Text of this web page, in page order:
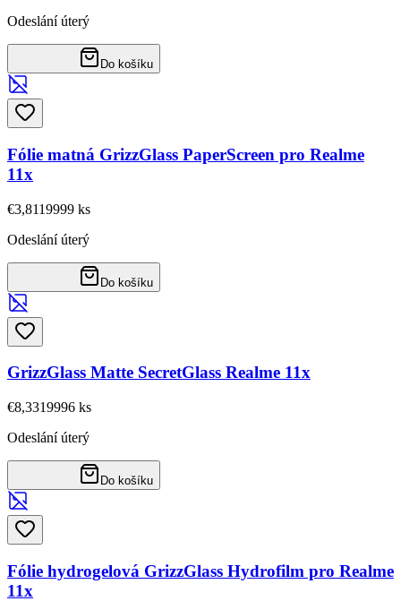
Odeslání úterý
Do košíku
Fólie matná GrizzGlass PaperScreen pro Realme
11x
€3,8119999 ks
Odeslání úterý
Do košíku
GrizzGlass Matte SecretGlass Realme 11x
€8,3319996 ks
Odeslání úterý
Do košíku
Fólie hydrogelová GrizzGlass Hydrofilm pro Realme
11x